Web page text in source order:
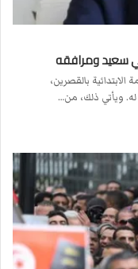
سعيد ومرافقه
بالقصرين،
له. ويأتي ذلك، من…